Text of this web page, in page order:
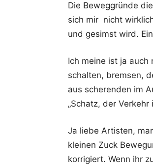
Die Beweggründe
sich mir nicht
und gesimst wird.
Ich meine ist ja
schalten, bremsen,
aus scherenden im
„Schatz, der
Ja liebe Artisten,
kleinen Zuck
korrigiert. Wenn ihr